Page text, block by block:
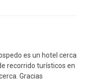
es un hotel cerca
recorrido turísticos en
Gracias